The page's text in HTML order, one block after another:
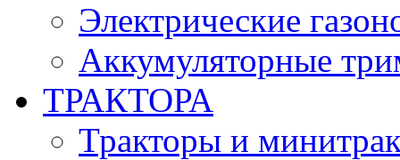
Электрические
Аккумуляторные
ТРАКТОРА
Тракторы и